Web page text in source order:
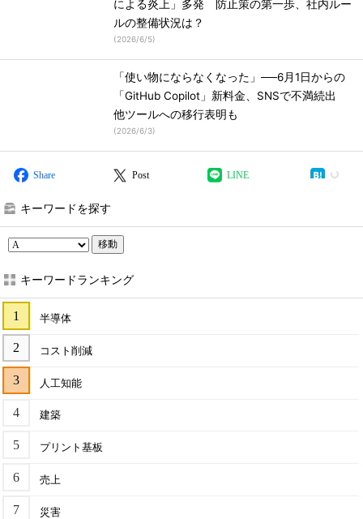
による炎上」多発 防止策の第一歩、社内ルー
ルの整備状況は？
(2026/6/5)
「使い物にならなくなった」──6月1日からの
「GitHub Copilot」新料金、SNSで不満続出
他ツールへの移行表明も
(2026/6/3)
Share Post LINE
キーワードを探す
移動
キーワードランキング
半導体
コスト削減
人工知能
建築
プリント基板
売上
災害